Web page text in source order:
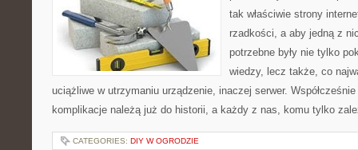
tak właściwie strony
rzadkości, a aby jedną z
potrzebne były nie tylko
wiedzy, lecz także, co
uciążliwe w utrzymaniu urządzenie, inaczej serwer.
komplikacje należą już do historii, a każdy z nas, komu tylko
CATEGORIES: DIY W OGRODZIE